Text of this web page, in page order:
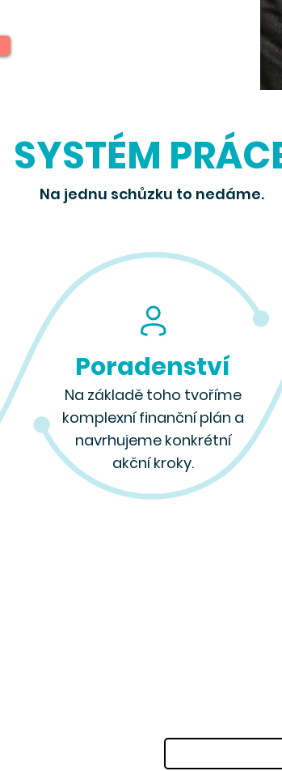
SYSTÉM
Na jednu schůzku to nedáme.
Na základě toho tvoříme
komplexní finanční plán a
navrhujeme konkrétní
akční kroky.
Poradenství